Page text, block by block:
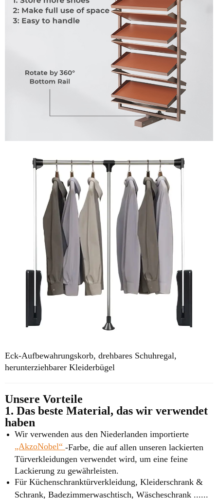
Eck-Aufbewahrungskorb, drehbares Schuhregal,
herunterziehbarer Kleiderbügel
Unsere Vorteile
1. Das beste Material, das wir verwendet
haben
Wir verwenden aus den Niederlanden importierte
„AkzoNobel“ -Farbe, die auf allen unseren lackierten
Türverkleidungen verwendet wird, um eine feine
Lackierung zu gewährleisten.
Für Küchenschranktürverkleidung, Kleiderschrank &
Schrank, Badezimmerwaschtisch, Wäscheschrank ......